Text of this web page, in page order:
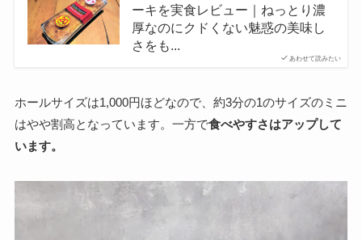
あわせて読みたい
ーキを実食レビュー｜ねっとり濃
厚なのにクドくない魅惑の美味し
さをも...
ホールサイズは1,000円ほどなので、約3分の1のサイズのミニ
はやや割高となっています。一方で食べやすさはアップして
います。